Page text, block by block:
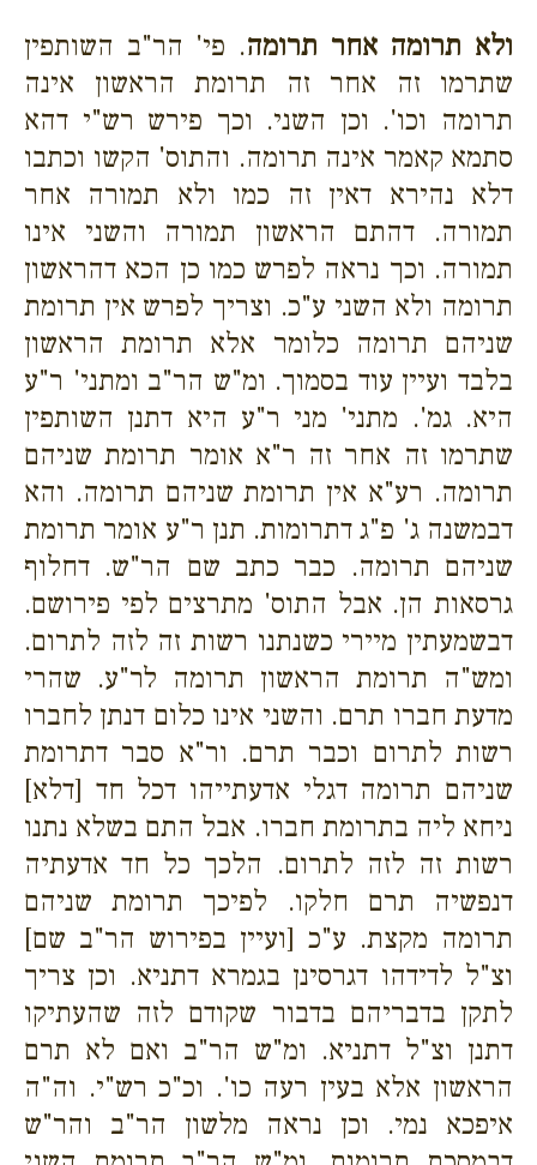
ולא תרומה אחר תרומה. פי' הר"ב השותפין
שתרמו זה אחר זה תרומת הראשון אינה
תרומה וכו'. וכן השני. וכך פירש רש"י דהא
סתמא קאמר אינה תרומה. והתוס' הקשו וכתבו
דלא נהירא דאין זה כמו ולא תמורה אחר
תמורה. דהתם הראשון תמורה והשני אינו
תמורה. וכך נראה לפרש כמו כן הכא דהראשון
תרומה ולא השני ע"כ. וצריך לפרש אין תרומת
שניהם תרומה כלומר אלא תרומת הראשון
בלבד ועיין עוד בסמוך. ומ"ש הר"ב ומתני' ר"ע
היא. גמ'. מתני' מני ר"ע היא דתנן השותפין
שתרמו זה אחר זה ר"א אומר תרומת שניהם
תרומה. רע"א אין תרומת שניהם תרומה. והא
דבמשנה ג' פ"ג דתרומות. תנן ר"ע אומר תרומת
שניהם תרומה. כבר כתב שם הר"ש. דחלוף
גרסאות הן. אבל התוס' מתרצים לפי פירושם.
דבשמעתין מיירי כשנתנו רשות זה לזה לתרום.
ומש"ה תרומת הראשון תרומה לר"ע. שהרי
מדעת חברו תרם. והשני אינו כלום דנתן לחברו
רשות לתרום וכבר תרם. ור"א סבר דתרומת
שניהם תרומה דגלי אדעתייהו דכל חד [דלא]
ניחא ליה בתרומת חברו. אבל התם בשלא נתנו
רשות זה לזה לתרום. הלכך כל חד אדעתיה
דנפשיה תרם חלקו. לפיכך תרומת שניהם
תרומה מקצת. ע"כ [ועיין בפירוש הר"ב שם]
וצ"ל לדידהו דגרסינן בגמרא דתניא. וכן צריך
לתקן בדבריהם בדבור שקודם לזה שהעתיקו
דתנן וצ"ל דתניא. ומ"ש הר"ב ואם לא תרם
הראשון אלא בעין רעה כו'. וכ"כ רש"י. וה"ה
איפכא נמי. וכן נראה מלשון הר"ב והר"ש